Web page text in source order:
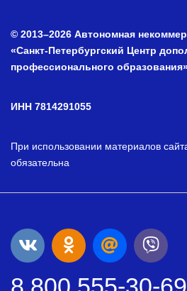
© 2013–2026 Автономная
«Санкт-Петербургский Центр
профессионального
ИНН 7814291055
При использовании материалов
обязательна